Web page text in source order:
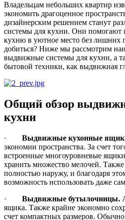
Владельцам небольших квартир
экономить драгоценное
дизайнерским решением станут
системы для кухни. Они помогают
кухню в уютное место без лишних
добиться? Ниже мы рассмотрим
выдвижные системы для кухни, а
бытовой техники, как выдвижная
Общий обзор
кухни
· Выдвижные кухонные
экономии пространства. За счет
встроенные многоуровневые
хранить множество мелочей.
полностью наружу, и благодаря
возможность использовать даже
· Выдвижные бутылочницы.
ящика. Также крайне экономно
счет компактных размеров.